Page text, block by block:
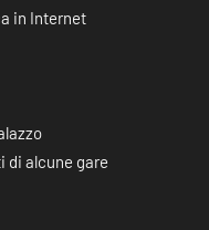
in Internet
di alcune gare